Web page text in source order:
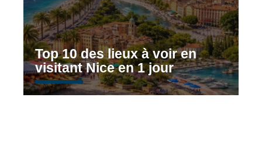
Top 10 des lieux à voir en
visitant Nice en 1 jour